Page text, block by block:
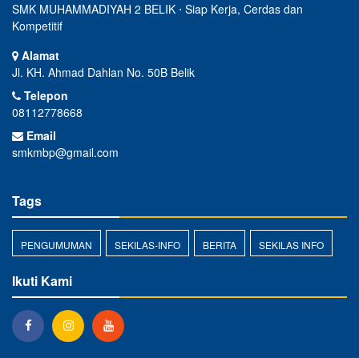
SMK MUHAMMADIYAH 2 BELIK ⋅ Siap Kerja, Cerdas dan
Kompetitif
Alamat
Jl. KH. Ahmad Dahlan No. 50B Belik
Telepon
08112778668
Email
smkmbp@gmail.com
Tags
PENGUMUMAN SEKILAS-INFO BERITA SEKILAS INFO
Ikuti Kami